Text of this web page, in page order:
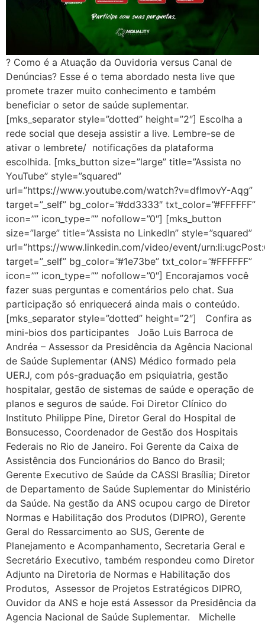
? Como é a Atuação da Ouvidoria versus Canal de
Denúncias? Esse é o tema abordado nesta live que
promete trazer muito conhecimento e também
beneficiar o setor de saúde suplementar.
[mks_separator style=”dotted” height=”2″] Escolha a
rede social que deseja assistir a live. Lembre-se de
ativar o lembrete/ notificações da plataforma
escolhida. [mks_button size=”large” title=”Assista no
YouTube” style=”squared”
url=”https://www.youtube.com/watch?v=dfImovY-Aqg”
target=”_self” bg_color=”#dd3333″ txt_color=”#FFFFFF”
icon=”” icon_type=”” nofollow=”0″] [mks_button
size=”large” title=”Assista no LinkedIn” style=”squared”
url=”https://www.linkedin.com/video/event/
target=”_self” bg_color=”#1e73be” txt_color=”#FFFFFF”
icon=”” icon_type=”” nofollow=”0″] Encorajamos você
fazer suas perguntas e comentários pelo chat. Sua
participação só enriquecerá ainda mais o conteúdo.
[mks_separator style=”dotted” height=”2″] Confira as
mini-bios dos participantes João Luis Barroca de
Andréa – Assessor da Presidência da Agência Nacional
de Saúde Suplementar (ANS) Médico formado pela
UERJ, com pós-graduação em psiquiatria, gestão
hospitalar, gestão de sistemas de saúde e operação de
planos e seguros de saúde. Foi Diretor Clínico do
Instituto Philippe Pine, Diretor Geral do Hospital de
Bonsucesso, Coordenador de Gestão dos Hospitais
Federais no Rio de Janeiro. Foi Gerente da Caixa de
Assistência dos Funcionários do Banco do Brasil;
Gerente Executivo de Saúde da CASSI Brasília; Diretor
de Departamento de Saúde Suplementar do Ministério
da Saúde. Na gestão da ANS ocupou cargo de Diretor
Normas e Habilitação dos Produtos (DIPRO), Gerente
Geral do Ressarcimento ao SUS, Gerente de
Planejamento e Acompanhamento, Secretaria Geral e
Secretário Executivo, também respondeu como Diretor
Adjunto na Diretoria de Normas e Habilitação dos
Produtos, Assessor de Projetos Estratégicos DIPRO,
Ouvidor da ANS e hoje está Assessor da Presidência da
Agencia Nacional de Saúde Suplementar. Michelle